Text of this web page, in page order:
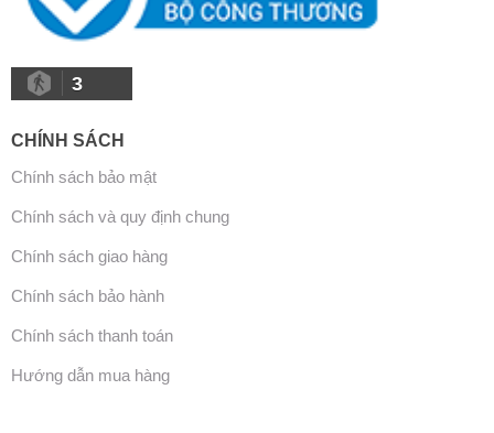
3
CHÍNH SÁCH
Chính sách bảo mật
Chính sách và quy định chung
Chính sách giao hàng
Chính sách bảo hành
Chính sách thanh toán
Hướng dẫn mua hàng